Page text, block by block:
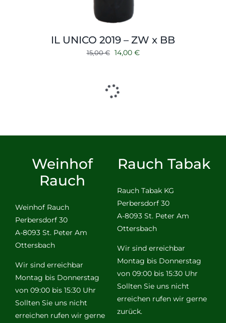
IL UNICO 2019 – ZW x BB
15,00€ Ursprünglicher
15,00 €
14,00 €Aktueller
Weinhof
Rauch
Weinhof Rauch
Perbersdorf 30
A-8093 St. Peter Am
Ottersbach
Wir sind erreichbar
Montag bis Donnerstag
von 09:00 bis 15:30 Uhr
Sollten Sie uns nicht
erreichen rufen wir gerne
Rauch Tabak
Rauch Tabak KG
Perbersdorf 30
A-8093 St. Peter Am
Ottersbach
Wir sind erreichbar
Montag bis Donnerstag
von 09:00 bis 15:30 Uhr
Sollten Sie uns nicht
erreichen rufen wir gerne
zurück.